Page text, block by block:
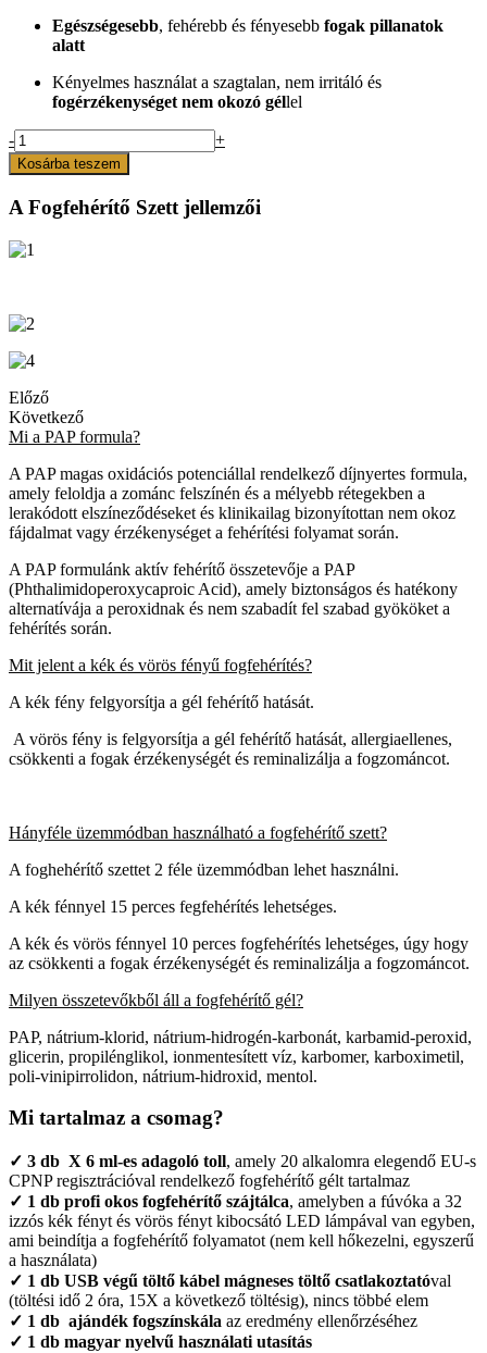
Egészségesebb, fehérebb és fényesebb fogak pillanatok
alatt
Kényelmes használat a szagtalan, nem irritáló és
fogérzékenységet nem okozó géllel
BreathtakingSmile
Fogfehérítő
Szett
20
Alkalomra
- +
Kosárba teszem
A Fogfehérítő Szett jellemzői
Előző
Következő
Mi a PAP formula?
A PAP magas oxidációs potenciállal rendelkező díjnyertes formula,
amely feloldja a zománc felszínén és a mélyebb rétegekben a
lerakódott elszíneződéseket és klinikailag bizonyítottan nem okoz
fájdalmat vagy érzékenységet a fehérítési folyamat során.
A PAP formulánk aktív fehérítő összetevője a PAP
(Phthalimidoperoxycaproic Acid), amely biztonságos és hatékony
alternatívája a peroxidnak és nem szabadít fel szabad gyököket a
fehérítés során.
Mit jelent a kék és vörös fényű fogfehérítés?
A kék fény felgyorsítja a gél fehérítő hatását.
A vörös fény is felgyorsítja a gél fehérítő hatását, allergiaellenes,
csökkenti a fogak érzékenységét és reminalizálja a fogzománcot.
Hányféle üzemmódban használható a fogfehérítő szett?
A foghehérítő szettet 2 féle üzemmódban lehet használni.
A kék fénnyel 15 perces fegfehérítés lehetséges.
A kék és vörös fénnyel 10 perces fogfehérítés lehetséges, úgy hogy
az csökkenti a fogak érzékenységét és reminalizálja a fogzománcot.
Milyen összetevőkből áll a fogfehérítő gél?
PAP, nátrium-klorid, nátrium-hidrogén-karbonát, karbamid-peroxid,
glicerin, propilénglikol, ionmentesített víz, karbomer, karboximetil,
poli-vinipirrolidon, nátrium-hidroxid, mentol.
Mi tartalmaz a csomag?
✓ 3 db X 6 ml-es adagoló toll, amely 20 alkalomra elegendő EU-s
CPNP regisztrációval rendelkező fogfehérítő gélt tartalmaz
✓ 1 db profi okos fogfehérítő szájtálca, amelyben a fúvóka a 32
izzós kék fényt és vörös fényt kibocsátó LED lámpával van egyben,
ami beindítja a fogfehérítő folyamatot (nem kell hőkezelni, egyszerű
a használata)
✓ 1 db USB végű töltő kábel mágneses töltő csatlakoztatóval
(töltési idő 2 óra, 15X a következő töltésig), nincs többé elem
✓ 1 db ajándék fogszínskála az eredmény ellenőrzéséhez
✓ 1 db magyar nyelvű használati utasítás